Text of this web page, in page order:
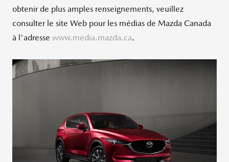
obtenir de plus amples renseignements, veuillez
consulter le site Web pour les médias de Mazda Canada
à l'adresse www.media.mazda.ca.